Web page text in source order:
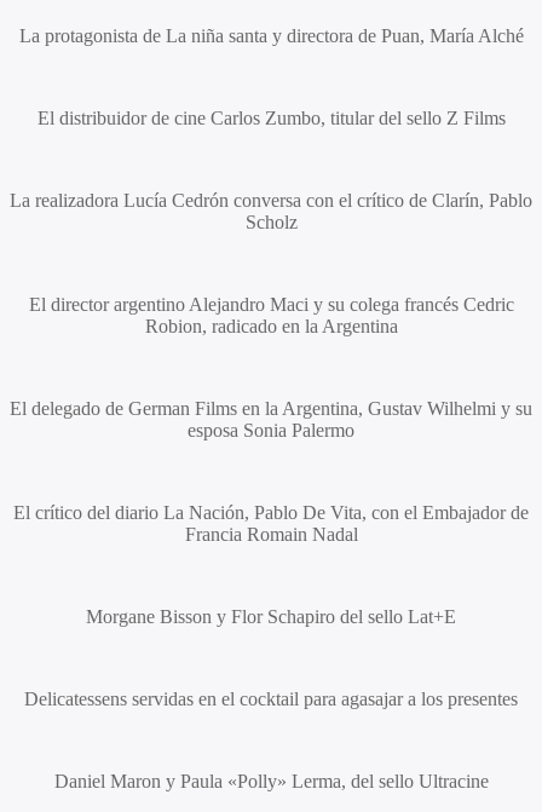
La protagonista de La niña santa y directora de Puan, María Alché
El distribuidor de cine Carlos Zumbo, titular del sello Z Films
La realizadora Lucía Cedrón conversa con el crítico de Clarín, Pablo
Scholz
El director argentino Alejandro Maci y su colega francés Cedric
Robion, radicado en la Argentina
El delegado de German Films en la Argentina, Gustav Wilhelmi y su
esposa Sonia Palermo
El crítico del diario La Nación, Pablo De Vita, con el Embajador de
Francia Romain Nadal
Morgane Bisson y Flor Schapiro del sello Lat+E
Delicatessens servidas en el cocktail para agasajar a los presentes
Daniel Maron y Paula «Polly» Lerma, del sello Ultracine